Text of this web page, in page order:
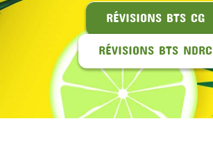
RÉVISIONS BTS CG
RÉVISIONS BTS NDRC